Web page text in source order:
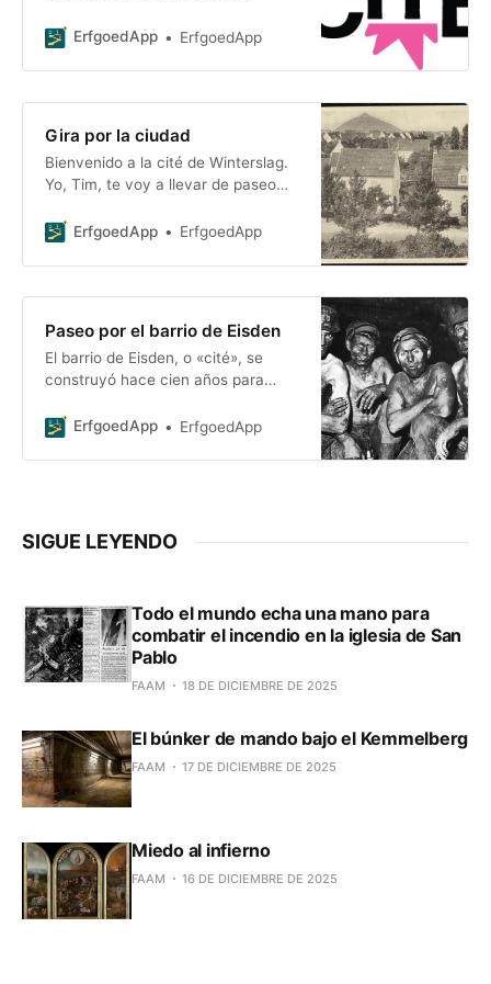
existente de Turismo de Beringen
ErfgoedApp ErfgoedApp
Gira por la ciudad
Bienvenido a la cité de Winterslag.
Yo, Tim, te voy a llevar de paseo
acogedor Winterslag. Yo mismo soy
ErfgoedApp ErfgoedApp
Paseo por el barrio de Eisden
El barrio de Eisden, o «cité», se
construyó hace cien años para
Este paseo cuenta la historia...
ErfgoedApp ErfgoedApp
SIGUE LEYENDO
Todo el mundo echa una mano para
combatir el incendio en la iglesia de San
Pablo
FAAM 18 DE DICIEMBRE DE 2025
El búnker de mando bajo el Kemmelberg
FAAM 17 DE DICIEMBRE DE 2025
Miedo al infierno
FAAM 16 DE DICIEMBRE DE 2025